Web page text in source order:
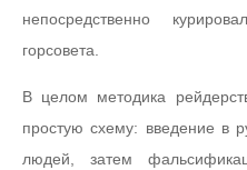
непосредственно
горсовета.
В целом методика
простую схему: введение в
людей, затем